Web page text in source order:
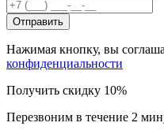
Отправить
Нажимая кнопку, вы
конфиденциальности
Получить скидку 10%
Перезвоним в течение 2